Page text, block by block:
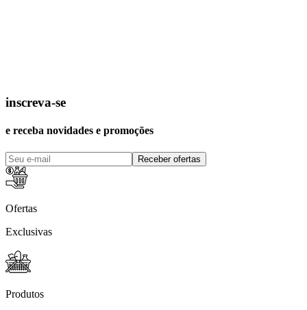
inscreva-se
e receba novidades e promoções
Receber ofertas
Ofertas
Exclusivas
Produtos